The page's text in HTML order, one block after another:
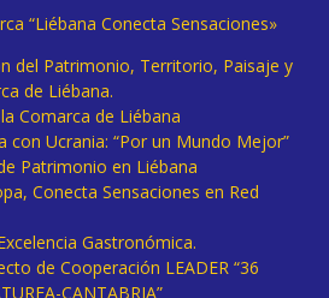
“Liébana Conecta Sensaciones»
del Patrimonio, Territorio, Paisaje y
de Liébana.
Comarca de Liébana
con Ucrania: “Por un Mundo Mejor”
Patrimonio en Liébana
Conecta Sensaciones en Red
Gastronómica.
de Cooperación LEADER “36
CANTABRIA”